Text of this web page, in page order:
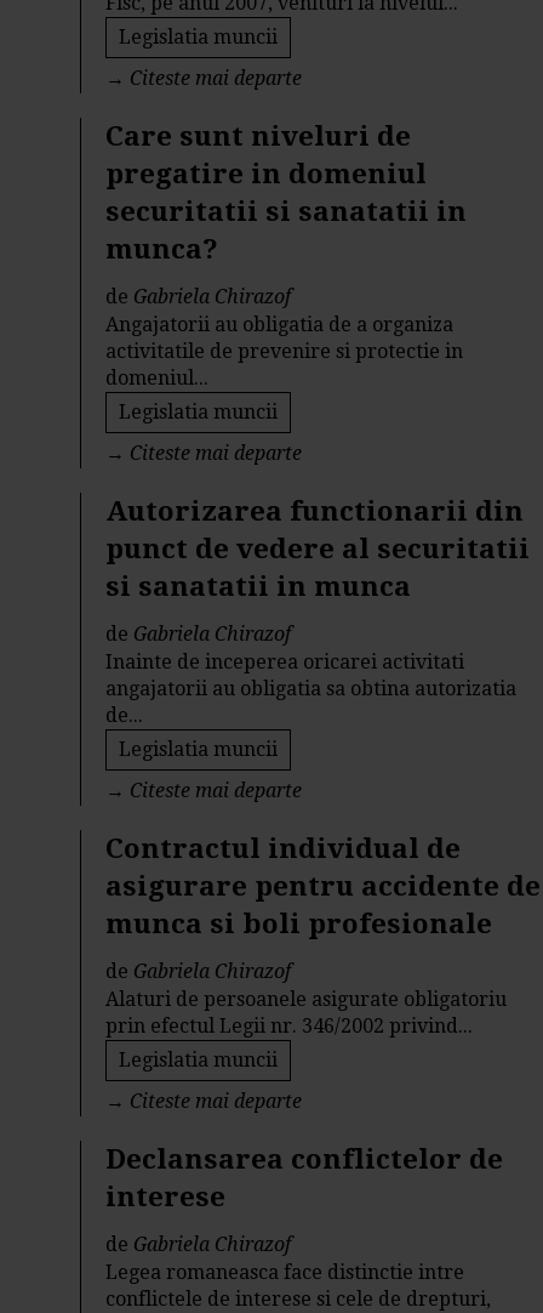
Legislatia muncii
→ Citeste mai departe
Care sunt niveluri de
pregatire in domeniul
securitatii si sanatatii in
munca?
de Gabriela Chirazof
Angajatorii au obligatia de a organiza
activitatile de prevenire si protectie in
domeniul...
Legislatia muncii
→ Citeste mai departe
Autorizarea functionarii din
punct de vedere al securitatii
si sanatatii in munca
de Gabriela Chirazof
Inainte de inceperea oricarei activitati
angajatorii au obligatia sa obtina autorizatia
de...
Legislatia muncii
→ Citeste mai departe
Contractul individual de
asigurare pentru accidente de
munca si boli profesionale
de Gabriela Chirazof
Alaturi de persoanele asigurate obligatoriu
prin efectul Legii nr. 346/2002 privind...
Legislatia muncii
→ Citeste mai departe
Declansarea conflictelor de
interese
de Gabriela Chirazof
Legea romaneasca face distinctie intre
conflictele de interese si cele de drepturi,